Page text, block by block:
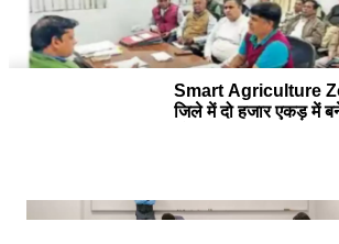
Haryana Sugarcane Farmer App :